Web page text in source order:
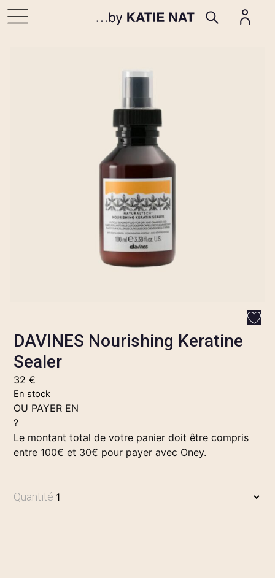
DAVINES Nourishing Keratine
Sealer
32€
En stock
OU PAYER EN
?
Le montant total de votre panier doit être compris
entre 100€ et 30€ pour payer avec Oney.
Quantité